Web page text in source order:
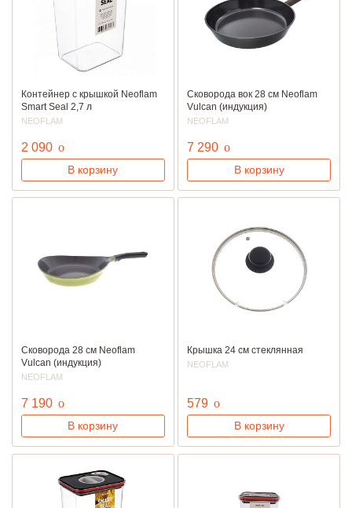
Контейнер с крышкой Neoflam
Smart Seal 2,7 л
NEOFLAM
2 090 руб.
o
В корзину
Сковорода вок 28 см Neoflam
Vulcan (индукция)
NEOFLAM
7 290 руб.
o
В корзину
Сковорода 28 см Neoflam
Vulcan (индукция)
NEOFLAM
7 190 руб.
o
В корзину
Крышка 24 см стеклянная
NEOFLAM
579 руб.
o
В корзину